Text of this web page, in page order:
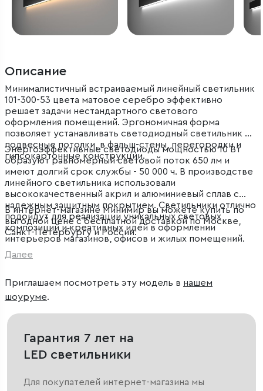
Описание
Минималистичный встраиваемый линейный светильник
101-300-53 цвета матовое серебро эффективно
решает задачи нестандартного светового
оформления помещений. Эргономичная форма
позволяет устанавливать светодиодный светильник в
подвесные потолки, в фальш-стены, перегородки и
гипсокартонные конструкции.
Энергоэффективные светодиоды мощностью 10 Вт
образуют равномерный световой поток 650 лм и
имеют долгий срок службы - 50 000 ч. В производстве
линейного светильника использовали
высококачественный акрил и алюминиевый сплав с
надежным защитным покрытием. Светильники отлично
подойдут для реализации уникальных световых
композиций и креативных идей в оформлении
интерьеров магазинов, офисов и жилых помещений.
В интернет-магазине Минимир вы можете купить по
выгодной цене с бесплатной доставкой по Москве,
Санкт-Петербургу и России.
Далее
Приглашаем посмотреть эту модель в нашем
шоуруме.
Гарантия 7 лет на
LED светильники
Для покупателей интернет-магазина мы